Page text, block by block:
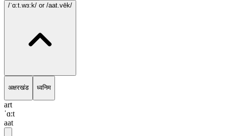
/ˈɑ:t.wɜ:k/ or /aat.vēk/
अक्षरखंड ध्वनिम
art
ˈɑ:t
aat